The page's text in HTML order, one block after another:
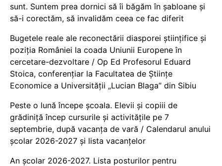
sunt. Suntem prea dornici să îi băgăm în șabloane și
să-i corectăm, să invalidăm ceea ce fac diferit
Bugetele reale ale reconectării diasporei științifice și
poziția României la coada Uniunii Europene în
cercetare-dezvoltare / Op Ed Profesorul Eduard
Stoica, conferențiar la Facultatea de Științe
Economice a Universității „Lucian Blaga” din Sibiu
Peste o lună începe școala. Elevii și copiii de
grădiniță încep cursurile și activitățile pe 7
septembrie, după vacanța de vară / Calendarul anului
școlar 2026-2027 și lista vacanțelor
An școlar 2026-2027. Lista posturilor pentru